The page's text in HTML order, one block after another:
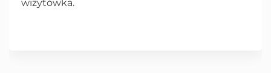
wizytówka.